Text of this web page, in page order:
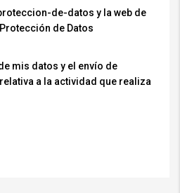
de-datos y la web de
de Datos
mis datos y el envío de
a la actividad que realiza